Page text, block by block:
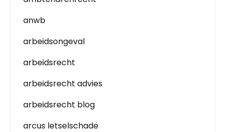
anwb
arbeidsongeval
arbeidsrecht
arbeidsrecht advies
arbeidsrecht blog
arcus letselschade